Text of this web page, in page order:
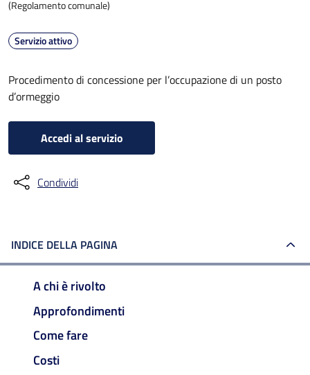
(Regolamento comunale)
Servizio attivo
Procedimento di concessione per l’occupazione di un posto
d’ormeggio
Accedi al servizio
Condividi
INDICE DELLA PAGINA
A chi è rivolto
Approfondimenti
Come fare
Costi